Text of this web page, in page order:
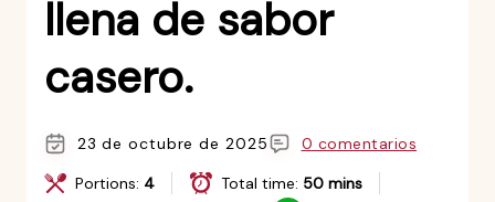
llena de sabor
casero.
23 de octubre de 2025
0 comentarios
Portions: 4 Total time: 50 mins